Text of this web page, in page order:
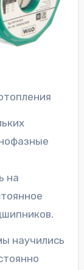
на
научились